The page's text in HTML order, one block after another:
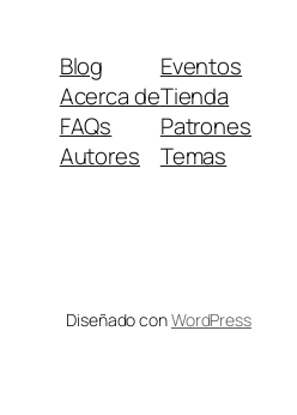
Blog
Acerca de
FAQs
Autores
Eventos
Tienda
Patrones
Temas
Diseñado conWordPress